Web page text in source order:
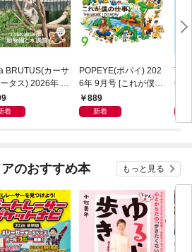
BRUTUS(カーサ
タス) 2026年 9
[もっと学べる！
と水族館]
着
POPEYE(ポパイ) 202
6年 9月号 [これが僕の
仕事。]
889
新着
6年
テ
のおすすめ本 もっと見る